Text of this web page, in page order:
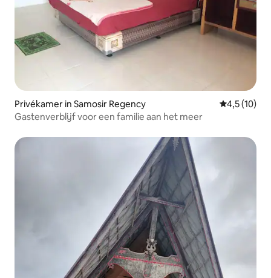
Privékamer in Samosir Regency
4,5 (10)
Gastenverblijf voor een familie aan het meer